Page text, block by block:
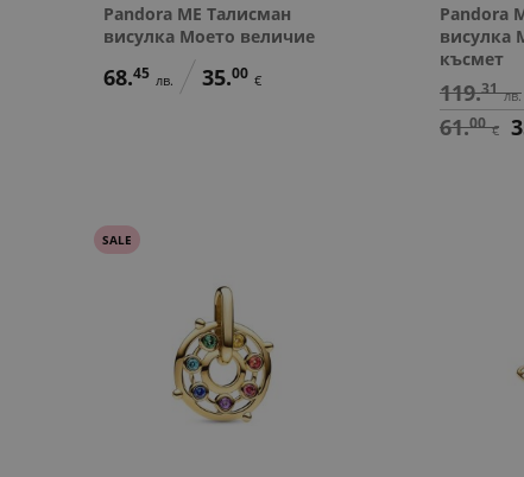
Pandora ME Талисман
висулка Моето величие
68.45 лв. 35.00 €
Pandora
висулка
късмет
119.31 лв.
61.00 €
SALE